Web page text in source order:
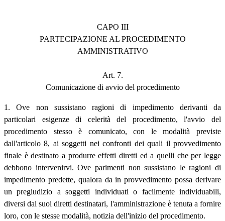
CAPO III
PARTECIPAZIONE AL PROCEDIMENTO
AMMINISTRATIVO
Art. 7.
Comunicazione di avvio del procedimento
1. Ove non sussistano ragioni di impedimento derivanti da
particolari esigenze di celerità del procedimento, l'avvio del
procedimento stesso è comunicato, con le modalità previste
dall'articolo 8, ai soggetti nei confronti dei quali il provvedimento
finale è destinato a produrre effetti diretti ed a quelli che per legge
debbono intervenirvi. Ove parimenti non sussistano le ragioni di
impedimento predette, qualora da in provvedimento possa derivare
un pregiudizio a soggetti individuati o facilmente individuabili,
diversi dai suoi diretti destinatari, l'amministrazione è tenuta a fornire
loro, con le stesse modalità, notizia dell'inizio del procedimento.